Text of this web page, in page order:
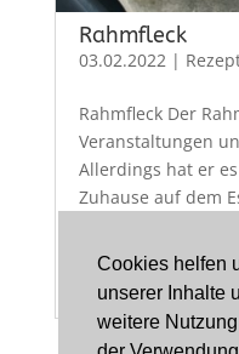
Cookies helfen
unserer Inhalte
weitere
Rahmfleck
03.02.2022|
Rahmfleck Der
Veranstaltungen
Allerdings hat er
Zuhause auf dem
an seine
Portionen 4 Fladen...